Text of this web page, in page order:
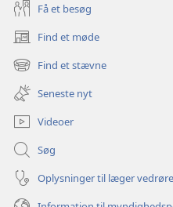
Få et besøg
Find et møde
(åbner
nyt
vindue)
Find et stævne
(åbner
nyt
vindue)
Seneste nyt
Videoer
Søg
Oplysninger til læger